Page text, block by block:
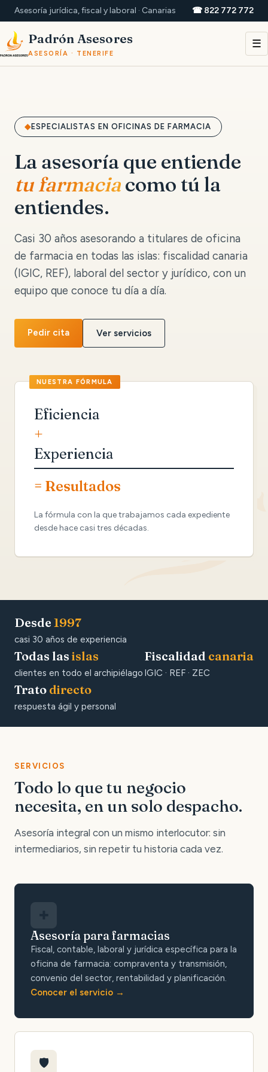
Asesoría jurídica, fiscal y laboral · Canarias ☎ 822 772 772
Padrón Asesores
ASESORÍA · TENERIFE
☰
ESPECIALISTAS EN OFICINAS DE FARMACIA
La asesoría que entiende
tu farmaciacomo tú la
entiendes.
Casi 30 años asesorando a titulares de oficina
de farmacia en todas las islas: fiscalidad canaria
(IGIC, REF), laboral del sector y jurídico, con un
equipo que conoce tu día a día.
Pedir cita Ver servicios
Eficiencia
+
Experiencia
= Resultados
La fórmula con la que trabajamos cada expediente
desde hace casi tres décadas.
Desde 1997
casi 30 años de experiencia
Todas las islas
clientes en todo el archipiélago
Fiscalidad canaria
IGIC · REF · ZEC
Trato directo
respuesta ágil y personal
SERVICIOS
Todo lo que tu negocio
necesita, en un solo despacho.
Asesoría integral con un mismo interlocutor: sin
intermediarios, sin repetir tu historia cada vez.
Asesoría para farmacias
Fiscal, contable, laboral y jurídica específica para la
oficina de farmacia: compraventa y transmisión,
convenio del sector, rentabilidad y planificación.
Conocer el servicio
🛡️